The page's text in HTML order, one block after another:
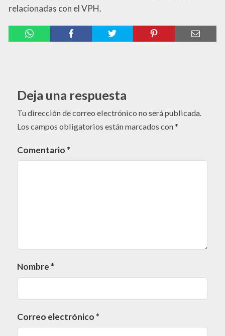
relacionadas con el VPH.
Deja una respuesta
Tu dirección de correo electrónico no será publicada.
Los campos obligatorios están marcados con*
Comentario *
Nombre *
Correo electrónico *